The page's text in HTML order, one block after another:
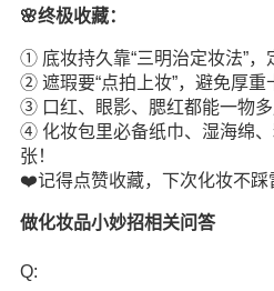
🌸终极收藏：
① 底妆持久靠“三明治定妆法”，
② 遮瑕要“点拍上妆”，避免厚重
③ 口红、眼影、腮红都能一物多
④ 化妆包里必备纸巾、湿海绵
张！
❤️记得点赞收藏，下次化妆不踩
做化妆品小妙招相关问答
Q: